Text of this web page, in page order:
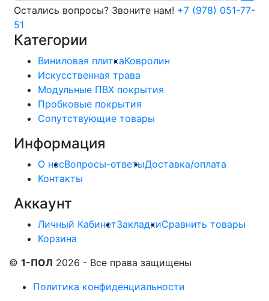
Остались вопросы? Звоните нам! +7 (978) 051-77-
51
Категории
Виниловая плиткаКовролин
Искусственная трава
Модульные ПВХ покрытия
Пробковые покрытия
Сопутствующие товары
Информация
О насВопросы-ответыДоставка/оплата
Контакты
Аккаунт
Личный КабинетЗакладкиСравнить товары
Корзина
© 1-ПОЛ 2026 - Все права защищены
Политика конфиденциальности